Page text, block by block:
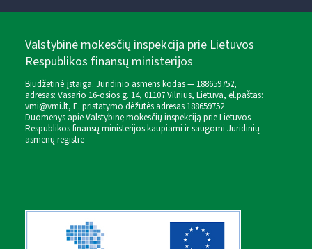
Valstybinė mokesčių inspekcija prie Lietuvos
Respublikos finansų ministerijos
Biudžetinė įstaiga. Juridinio asmens kodas — 188659752,
adresas: Vasario 16-osios g. 14, 01107 Vilnius, Lietuva, el.paštas:
vmi@vmi.lt, E. pristatymo dėžutės adresas 188659752
Duomenys apie Valstybinę mokesčių inspekciją prie Lietuvos
Respublikos finansų ministerijos kaupiami ir saugomi Juridinių
asmenų registre